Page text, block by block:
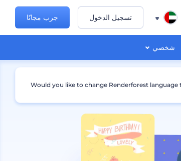
شخصي
تسجيل الدخول جرب مجانًا
Would you like to change Renderforest language